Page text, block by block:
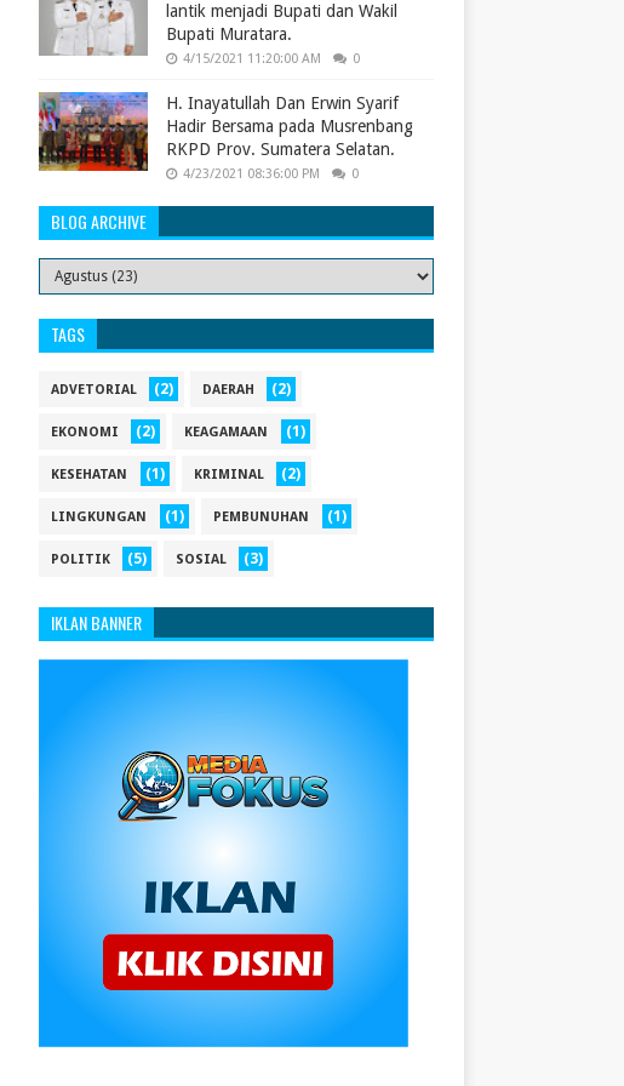
lantik menjadi Bupati dan Wakil
Bupati Muratara.
4/15/2021 11:20:00 AM 0
H. Inayatullah Dan Erwin Syarif
Hadir Bersama pada Musrenbang
RKPD Prov. Sumatera Selatan.
4/23/2021 08:36:00 PM 0
BLOG ARCHIVE
TAGS
ADVETORIAL (2) DAERAH (2)
EKONOMI (2) KEAGAMAAN (1)
KESEHATAN (1) KRIMINAL (2)
LINGKUNGAN (1) PEMBUNUHAN (1)
POLITIK (5) SOSIAL (3)
IKLAN BANNER